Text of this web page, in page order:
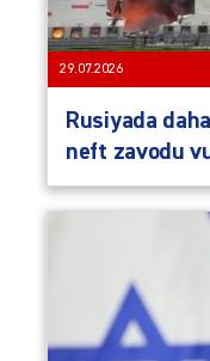
29.07.2026
Rusiyada
neft zavodu